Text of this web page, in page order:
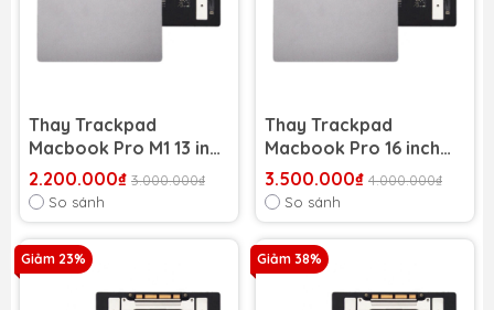
Thay Trackpad
Macbook Pro M1 13 inch
2020 A2338
2.200.000₫ 3.000.000₫
So sánh
Thay Trackpad
Macbook Pro 16 inch
2019 A141
3.500.000₫ 4.000.000₫
So sánh
Giảm 23% Giảm 38%